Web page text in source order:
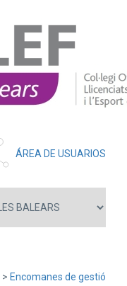
ÁREA DE USUARIOS
> Encomanes de gestió